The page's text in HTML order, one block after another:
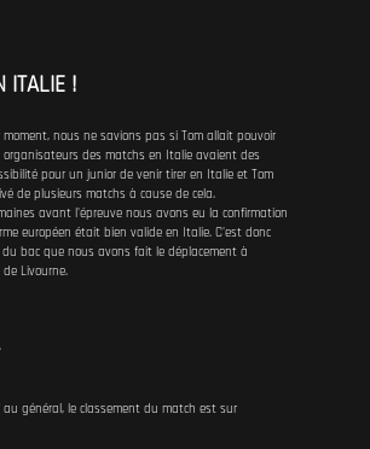
ITALIE !
nous ne savions pas si Tom allait pouvoir
organisateurs des matchs en Italie avaient des
pour un junior de venir tirer en Italie et Tom
de plusieurs matchs à cause de cela.
avant l'épreuve nous avons eu la confirmation
européen était bien valide en Italie. C'est donc
bac que nous avons fait le déplacement à
Livourne.
au général, le classement du match est sur